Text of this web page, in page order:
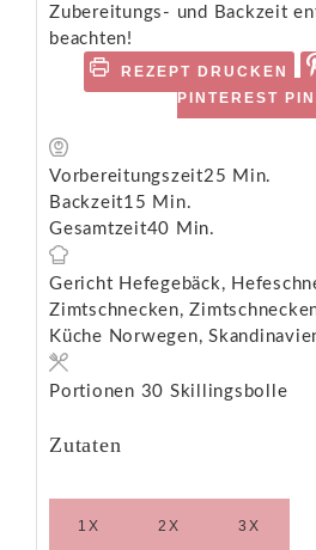
Zubereitungs- und Backzeit
beachten!
REZEPT DRUCKEN
PINTEREST
Vorbereitungszeit25 Min.
Backzeit15 Min.
Gesamtzeit40 Min.
Gericht Hefegebäck,
Zimtschnecken,
Küche Norwegen,
Portionen 30 Skillingsbolle
Zutaten
1X 2X 3X